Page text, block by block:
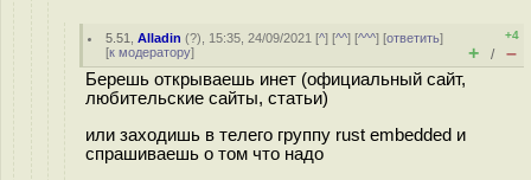
5.51 ,Alladin (?), 15:35, 24/09/2021 [^] [^^] [^^^] [ответить]
[к модератору]
+4
+ / –
Берешь открываешь инет (официальный сайт,
любительские сайты, статьи)
или заходишь в телего группу rust embedded и
спрашиваешь о том что надо